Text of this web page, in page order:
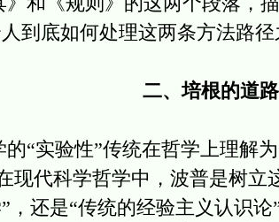
到底如何处理这两条方法路
二、培根的道
实验性”传统在哲学上理解为
现代科学哲学中，波普是树
，还是“传统的经验主义认识